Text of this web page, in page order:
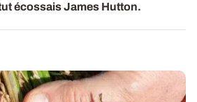
écossais James Hutton.